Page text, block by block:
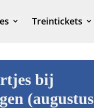
Treintickets
bij
(augustus